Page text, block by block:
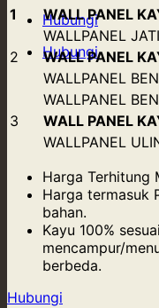
Hubungi
Hubungi
1
WALL PANEL
WALLPANEL
2
WALL PANEL
WALLPANEL
WALLPANEL
3
WALL PANEL
WALLPANEL
Harga Terhitung
Harga termasuk
bahan.
Kayu 100%
mencampur/
berbeda.
Hubungi